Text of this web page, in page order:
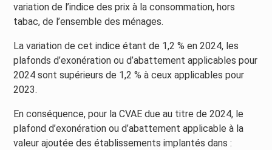
variation de l’indice des prix à la consommation, hors
tabac, de l’ensemble des ménages.
La variation de cet indice étant de 1,2 % en 2024, les
plafonds d’exonération ou d’abattement applicables pour
2024 sont supérieurs de 1,2 % à ceux applicables pour
2023.
En conséquence, pour la CVAE due au titre de 2024, le
plafond d’exonération ou d’abattement applicable à la
valeur ajoutée des établissements implantés dans :